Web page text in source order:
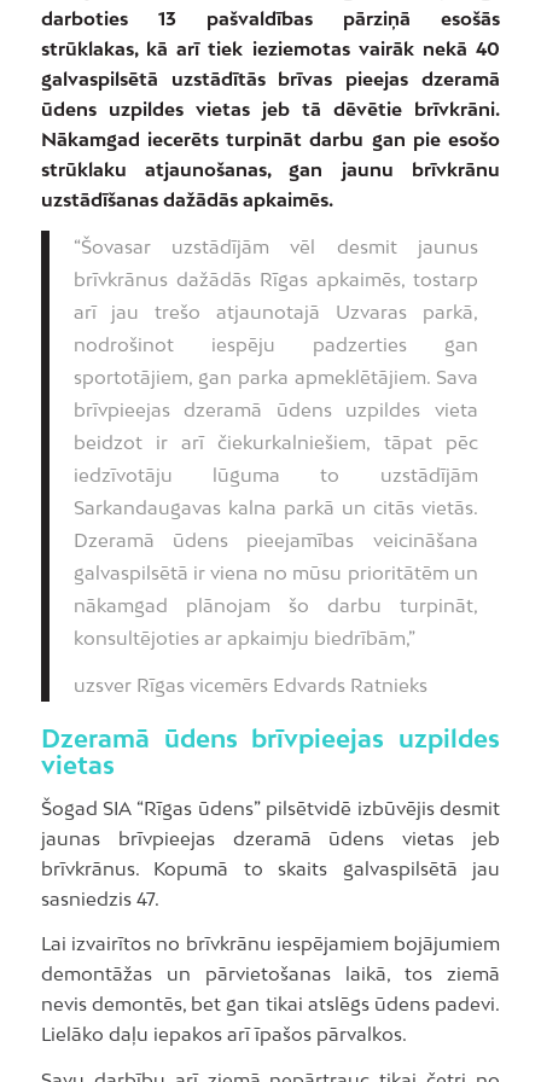
darboties 13 pašvaldības pārziņā esošās
strūklakas, kā arī tiek ieziemotas vairāk nekā 40
galvaspilsētā uzstādītās brīvas pieejas dzeramā
ūdens uzpildes vietas jeb tā dēvētie brīvkrāni.
Nākamgad iecerēts turpināt darbu gan pie esošo
strūklaku atjaunošanas, gan jaunu brīvkrānu
uzstādīšanas dažādās apkaimēs.
“Šovasar uzstādījām vēl desmit jaunus
brīvkrānus dažādās Rīgas apkaimēs, tostarp
arī jau trešo atjaunotajā Uzvaras parkā,
nodrošinot iespēju padzerties gan
sportotājiem, gan parka apmeklētājiem. Sava
brīvpieejas dzeramā ūdens uzpildes vieta
beidzot ir arī čiekurkalniešiem, tāpat pēc
iedzīvotāju lūguma to uzstādījām
Sarkandaugavas kalna parkā un citās vietās.
Dzeramā ūdens pieejamības veicināšana
galvaspilsētā ir viena no mūsu prioritātēm un
nākamgad plānojam šo darbu turpināt,
konsultējoties ar apkaimju biedrībām,”
uzsver Rīgas vicemērs Edvards Ratnieks
Dzeramā ūdens brīvpieejas uzpildes
vietas
Šogad SIA “Rīgas ūdens” pilsētvidē izbūvējis desmit
jaunas brīvpieejas dzeramā ūdens vietas jeb
brīvkrānus. Kopumā to skaits galvaspilsētā jau
sasniedzis 47.
Lai izvairītos no brīvkrānu iespējamiem bojājumiem
demontāžas un pārvietošanas laikā, tos ziemā
nevis demontēs, bet gan tikai atslēgs ūdens padevi.
Lielāko daļu iepakos arī īpašos pārvalkos.